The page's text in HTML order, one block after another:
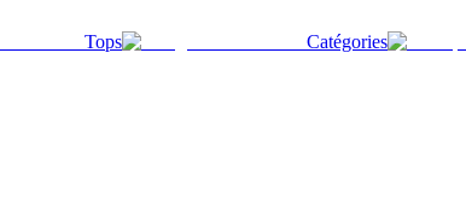
Tops Catégories